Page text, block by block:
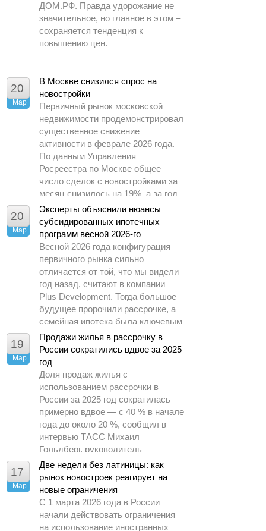
ДОМ.РФ. Правда удорожание не
значительное, но главное в этом –
сохраняется тенденция к
повышению цен.
20
Мар
В Москве снизился спрос на
новостройки
Первичный рынок московской
недвижимости продемонстрировал
существенное снижение
активности в феврале 2026 года.
По данным Управления
Росреестра по Москве общее
число сделок с новостройками за
месяц снизилось на 19%, а за год
– почти в 1,5 раза.
20
Мар
Эксперты объяснили нюансы
субсидированных ипотечных
программ весной 2026-го
Весной 2026 года конфигурация
первичного рынка сильно
отличается от той, что мы видели
год назад, считают в компании
Plus Development. Тогда большое
будущее пророчили рассрочке, а
семейная ипотека была ключевым
драйвером спроса.
19
Мар
Продажи жилья в рассрочку в
России сократились вдвое за 2025
год
Доля продаж жилья с
использованием рассрочки в
России за 2025 год сократилась
примерно вдвое — с 40 % в начале
года до около 20 %, сообщил в
интервью ТАСС Михаил
Гольдберг, руководитель
аналитического центра ДОМ.РФ.
17
Мар
Две недели без латиницы: как
рынок новостроек реагирует на
новые ограничения
С 1 марта 2026 года в России
начали действовать ограничения
на использование иностранных